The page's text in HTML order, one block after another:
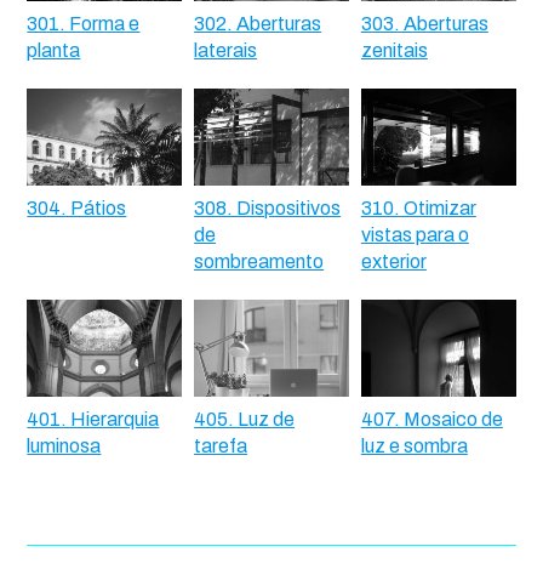
301. Forma e
planta
302. Aberturas
laterais
303. Aberturas
zenitais
304. Pátios
308. Dispositivos
de
sombreamento
310. Otimizar
vistas para o
exterior
401. Hierarquia
luminosa
405. Luz de
tarefa
407. Mosaico de
luz e sombra